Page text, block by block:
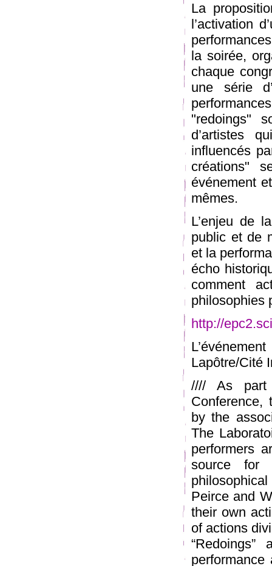
La
l’activation
la soirée,
chaque
une série
"redoings"
d’artistes
influencés
créations"
événement
mêmes.
L’enjeu de
public et de
et la
écho
comment
philosophies
http://
Lapôtre/Cité
//// As part
Conference,
by the
The
performers
source for
Peirce and
their own
of actions